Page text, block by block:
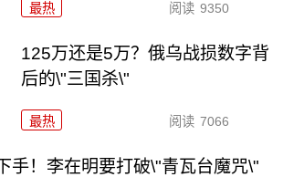
最热 阅读 9350
125万还是5万？俄乌战损数字背
后的\"三国杀\"
最热 阅读 7066
手！李在明要打破\"青瓦台魔咒\"